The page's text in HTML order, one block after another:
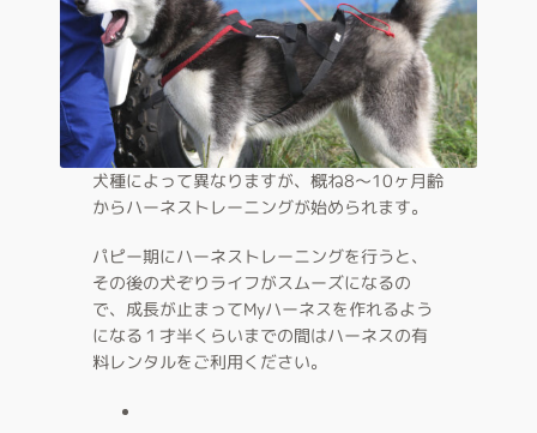
犬種によって異なりますが、概ね8～10ヶ月齢
からハーネストレーニングが始められます。
パピー期にハーネストレーニングを行うと、
その後の犬ぞりライフがスムーズになるの
で、成長が止まってMyハーネスを作れるよう
になる１才半くらいまでの間はハーネスの有
料レンタルをご利用ください。